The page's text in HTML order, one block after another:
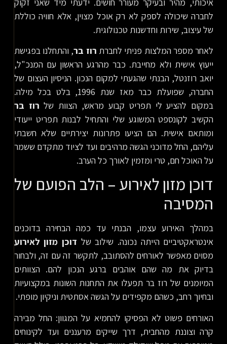
לחברה שיכולה לספק לא רק אוכל מצוין, אלא חוויה כוללת
של עיצוב, שירות וחדשנות טכנולוגית.
לאחר מספר המלצות פניתי לחברת רוז בר, והתחלנו בפגישת
ייעוץ אישית ולא מחייבת. כבר מהרגע הראשון עם המנכ"ל,
יואב רוזנטל, הבנתי שהגעתי למקום הנכון. הניסיון העצום של
החברה, שפועלת כבר מאז שנת 1996, בלט בכל מילה.
במקום להציע לי תפריט קבוע מראש, הצוות של רוז בר
הקשיב לקונספט המשוגע שלי והתחיל לבנות תפריט ייעודי
ומותאם אישית. הם הציעו פתרונות יצירתיים שלא חשבתי
עליהם, החל מדוכני הגשה מרהיבים ועד לציוד מתקדם ששמר
על האוכל חם, טרי ומזמין לאורך כל הערב.
דוכן מזון לאירוע – הלב הפועם של
המסיבה
במהלך האירוע עצמו, הבנתי עד כמה הבחירה בדוכנים
אינטראקטיביים הייתה נכונה. שילוב של דוכן מזון לאירוע
מסוים מאפשר לאורחים להסתובב, לתקשר זה עם זה, ולבחור
בדיוק את מה שהם אוהבים ברגע הנכון להם. הצוותים
המיומנים של רוז בר תפעלו את התחנות השונות במקצועיות
ובחיוך רחב, כשהם מקפידים על הגשה אסתטית וניקיון מופתי.
האורחים פשוט לא הפסיקו להחמיא על המגוון: החל מבירה
קרה וצוננת מהחבית, דרך שייקים מרעננים ועד לקינוחים